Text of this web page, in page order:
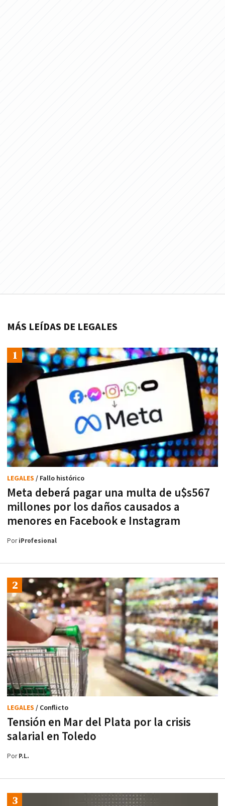
MÁS LEÍDAS DE LEGALES
Meta deberá pagar una multa de u$s567
millones por los daños causados a
menores en Facebook e Instagram
LEGALES / Fallo histórico
PoriProfesional
Tensión en Mar del Plata por la crisis
salarial en Toledo
LEGALES / Conflicto
PorP.L.